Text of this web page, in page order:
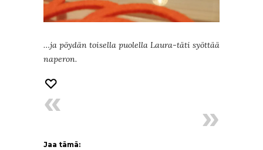
…ja pöydän toisella puolella Laura-täti syöttää
naperon.
Jaa tämä: